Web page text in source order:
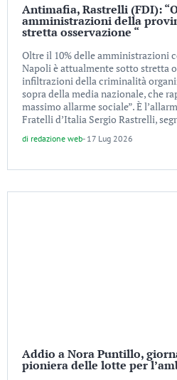
Antimafia, Rastrelli (FDI):
amministrazioni della
stretta osservazione “
Oltre il 10% delle amministrazioni
Napoli è attualmente sotto stretta
infiltrazioni della criminalità
sopra della media nazionale, che
massimo allarme sociale”. È
Fratelli d’Italia Sergio Rastrelli,
di redazione web- 17 Lug 2026
Addio a Nora Puntillo,
pioniera delle lotte per